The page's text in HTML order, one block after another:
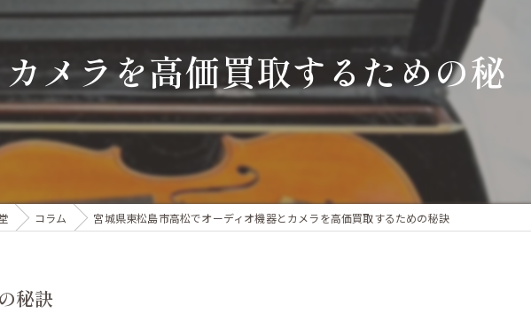
家電
人形
ブランド品
不用品回収
メラを高価買取するための秘
コラム 宮城県東松島市高松でオーディオ機器とカメラを高価買取するための秘訣
秘訣